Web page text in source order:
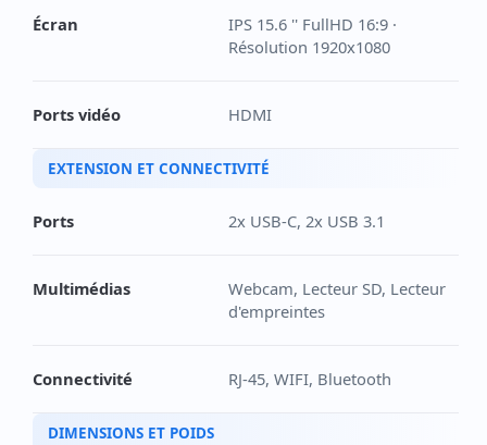
Écran
IPS 15.6 '' FullHD 16:9 ·
Résolution 1920x1080
Ports vidéo HDMI
EXTENSION ET CONNECTIVITÉ
Ports 2x USB-C, 2x USB 3.1
Multimédias
Webcam, Lecteur SD, Lecteur
d'empreintes
Connectivité RJ-45, WIFI, Bluetooth
DIMENSIONS ET POIDS